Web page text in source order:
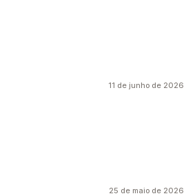
11 de junho de 2026
25 de maio de 2026